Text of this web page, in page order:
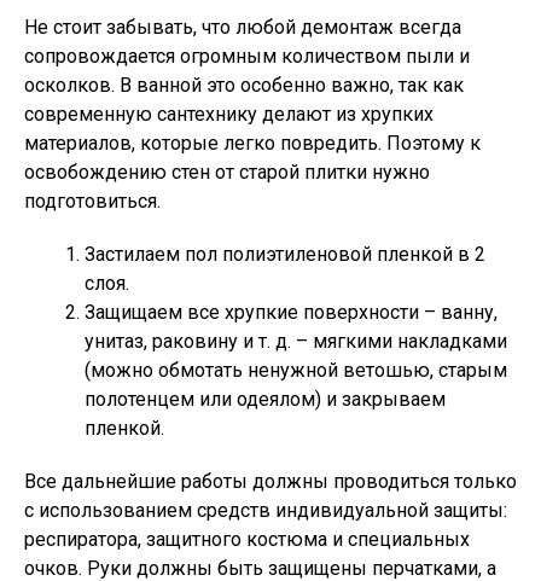
Не стоит забывать, что любой демонтаж всегда
сопровождается огромным количеством пыли и
осколков. В ванной это особенно важно, так как
современную сантехнику делают из хрупких
материалов, которые легко повредить. Поэтому к
освобождению стен от старой плитки нужно
подготовиться.
Застилаем пол полиэтиленовой пленкой в 2
слоя.
Защищаем все хрупкие поверхности – ванну,
унитаз, раковину и т. д. – мягкими накладками
(можно обмотать ненужной ветошью, старым
полотенцем или одеялом) и закрываем
пленкой.
Все дальнейшие работы должны проводиться только
с использованием средств индивидуальной защиты:
респиратора, защитного костюма и специальных
очков. Руки должны быть защищены перчатками, а